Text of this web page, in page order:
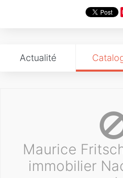
Actualité
Maurice
immobilier